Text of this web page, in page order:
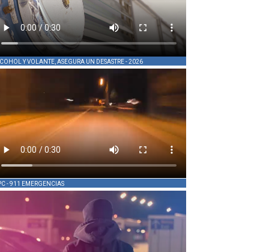
Y VOLANTE, ASEGURA UN DESASTRE - 2026
- 911 EMERGENCIAS